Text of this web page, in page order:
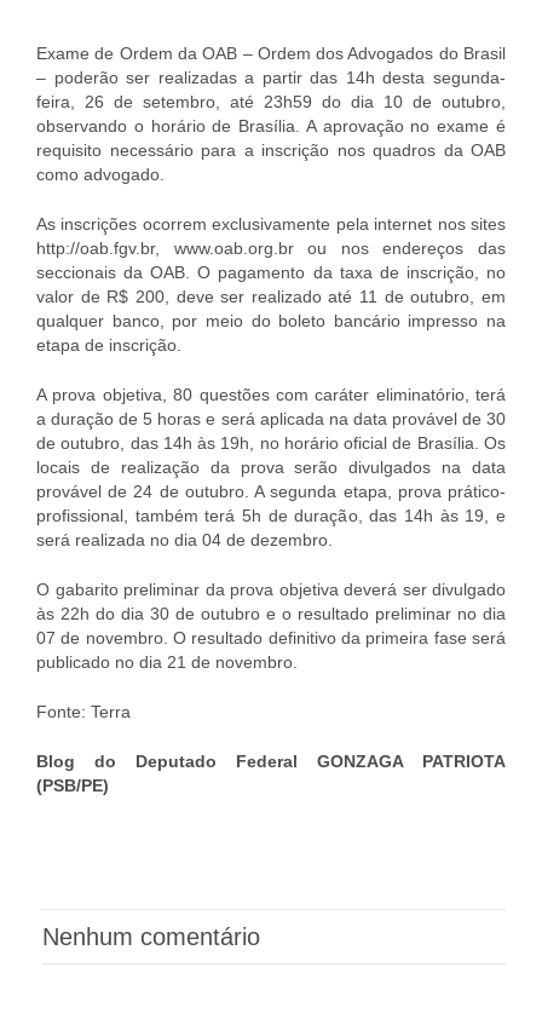
Exame de Ordem da OAB – Ordem dos Advogados do Brasil
– poderão ser realizadas a partir das 14h desta segunda-
feira, 26 de setembro, até 23h59 do dia 10 de outubro,
observando o horário de Brasília. A aprovação no exame é
requisito necessário para a inscrição nos quadros da OAB
como advogado.
As inscrições ocorrem exclusivamente pela internet nos sites
http://oab.fgv.br, www.oab.org.br ou nos endereços das
seccionais da OAB. O pagamento da taxa de inscrição, no
valor de R$ 200, deve ser realizado até 11 de outubro, em
qualquer banco, por meio do boleto bancário impresso na
etapa de inscrição.
A prova objetiva, 80 questões com caráter eliminatório, terá
a duração de 5 horas e será aplicada na data provável de 30
de outubro, das 14h às 19h, no horário oficial de Brasília. Os
locais de realização da prova serão divulgados na data
provável de 24 de outubro. A segunda etapa, prova prático-
profissional, também terá 5h de duração, das 14h às 19, e
será realizada no dia 04 de dezembro.
O gabarito preliminar da prova objetiva deverá ser divulgado
às 22h do dia 30 de outubro e o resultado preliminar no dia
07 de novembro. O resultado definitivo da primeira fase será
publicado no dia 21 de novembro.
Fonte: Terra
Blog do Deputado Federal GONZAGA PATRIOTA
(PSB/PE)
Nenhum comentário